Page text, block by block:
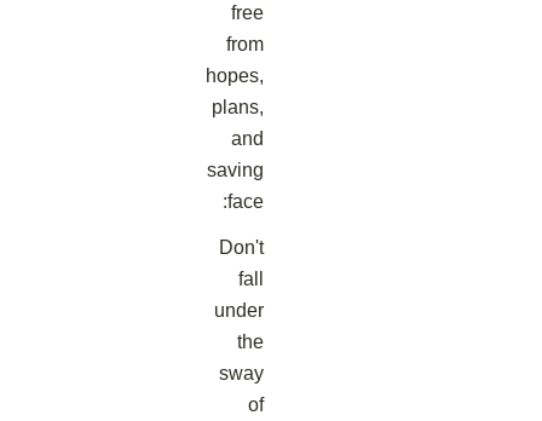
free
from
hopes,
plans,
and
saving
face:
Don't
fall
under
the
sway
of